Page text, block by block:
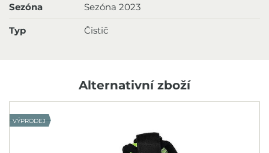
Sezóna Sezóna 2023
Typ Čistič
Alternativní zboží
VÝPRODEJ